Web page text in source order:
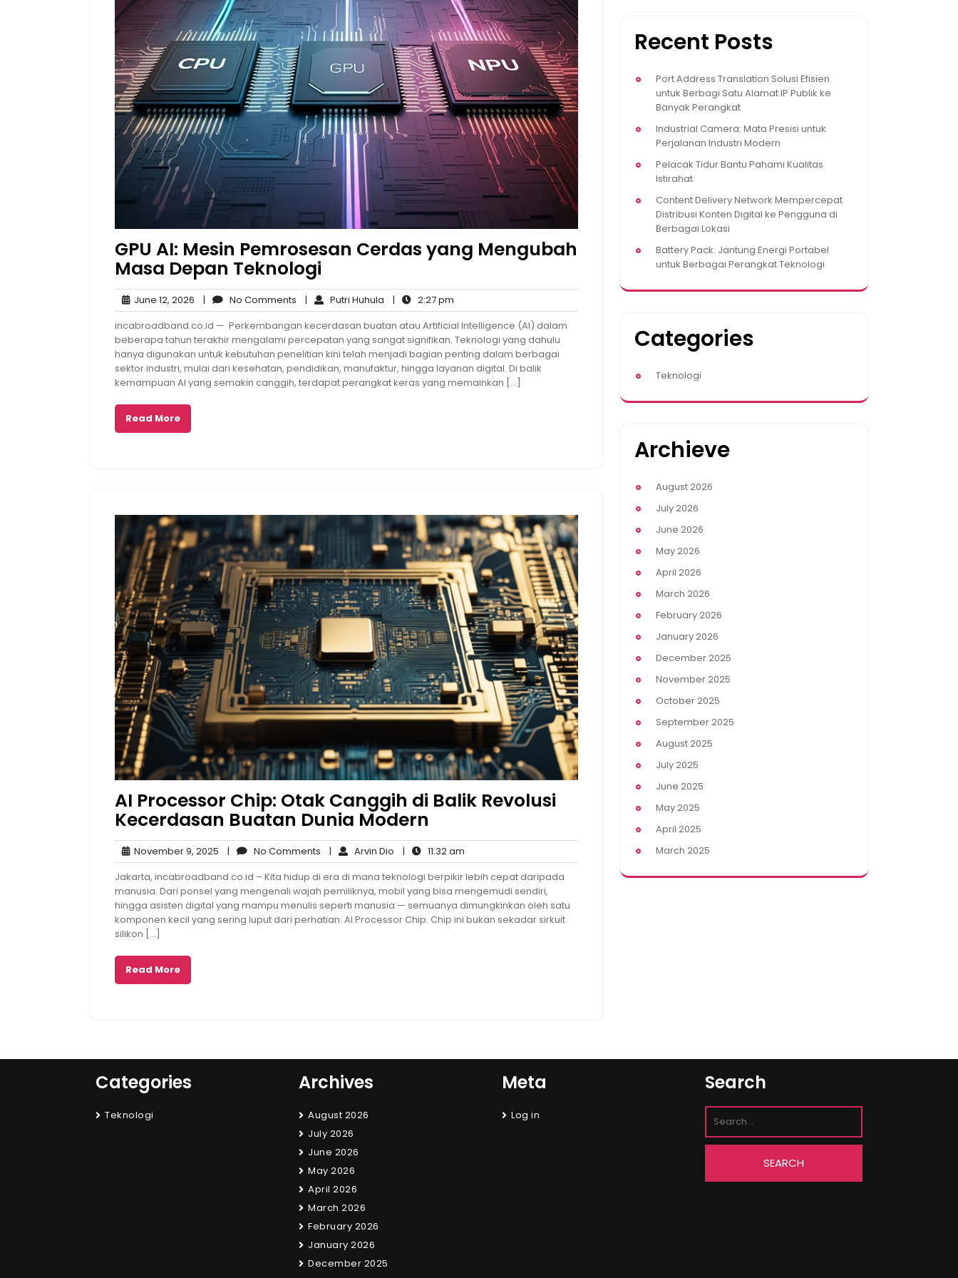
GPU AI: Mesin Pemrosesan Cerdas yang Mengubah
Masa Depan Teknologi
June 12, 2026 June
12,
2026
| No Comments No
Comments
| Putri Huhula Putri
Huhula
| 2:27 pm
pm
incabroadband.co.id — Perkembangan kecerdasan buatan atau Artificial Intelligence (AI) dalam
beberapa tahun terakhir mengalami percepatan yang sangat signifikan. Teknologi yang dahulu
hanya digunakan untuk kebutuhan penelitian kini telah menjadi bagian penting dalam berbagai
sektor industri, mulai dari kesehatan, pendidikan, manufaktur, hingga layanan digital. Di balik
kemampuan AI yang semakin canggih, terdapat perangkat keras yang memainkan […]
Read More
AI Processor Chip: Otak Canggih di Balik Revolusi
Kecerdasan Buatan Dunia Modern
November 9, 2025 November
9,
2025
| No Comments No
Comments
| Arvin Dio Arvin
Dio
| 11:32 am
am
Jakarta, incabroadband.co.id – Kita hidup di era di mana teknologi berpikir lebih cepat daripada
manusia. Dari ponsel yang mengenali wajah pemiliknya, mobil yang bisa mengemudi sendiri,
hingga asisten digital yang mampu menulis seperti manusia — semuanya dimungkinkan oleh satu
komponen kecil yang sering luput dari perhatian: AI Processor Chip. Chip ini bukan sekadar sirkuit
silikon […]
Read More
Recent Posts
Port Address Translation Solusi Efisien
untuk Berbagi Satu Alamat IP Publik ke
Banyak Perangkat
Industrial Camera: Mata Presisi untuk
Perjalanan Industri Modern
Pelacak Tidur Bantu Pahami Kualitas
Istirahat
Content Delivery Network Mempercepat
Distribusi Konten Digital ke Pengguna di
Berbagai Lokasi
Battery Pack: Jantung Energi Portabel
untuk Berbagai Perangkat Teknologi
Categories
Teknologi
Archieve
August 2026
July 2026
June 2026
May 2026
April 2026
March 2026
February 2026
January 2026
December 2025
November 2025
October 2025
September 2025
August 2025
July 2025
June 2025
May 2025
April 2025
March 2025
Categories
Teknologi
Archives
August 2026
July 2026
June 2026
May 2026
April 2026
March 2026
February 2026
January 2026
December 2025
Meta
Log in
Search